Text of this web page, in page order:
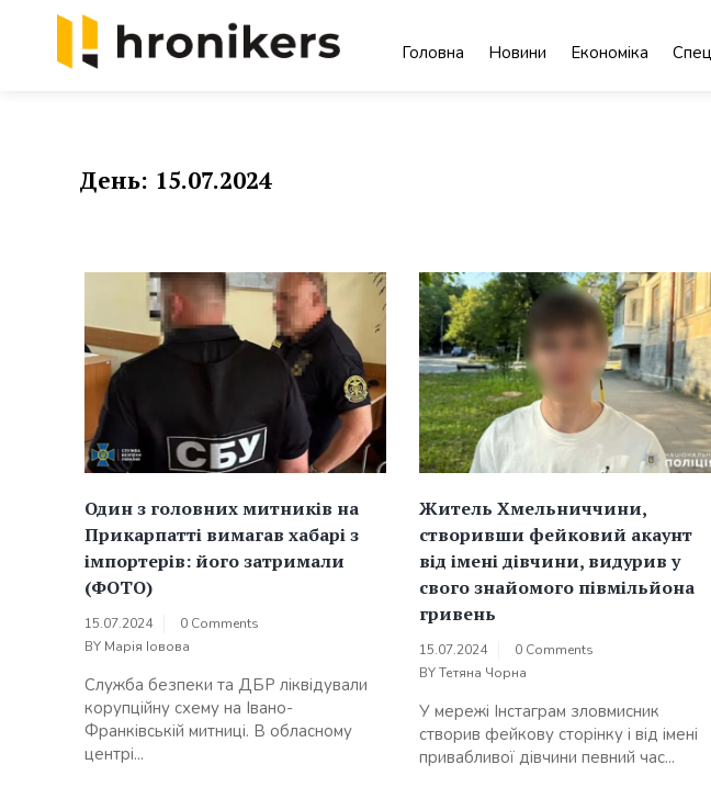
Головна Новини Економіка
День: 15.07.2024
Один з головних митників на
Прикарпатті вимагав хабарі з
імпортерів: його затримали
(ФОТО)
15.07.2024
0 Comments
BY Марія Іовова
Служба безпеки та ДБР ліквідували
корупційну схему на Івано-
Франківській митниці. В обласному
центрі...
Житель Хмельниччини,
створивши фейковий акаунт
від імені дівчини, видурив у
свого знайомого півмільйона
гривень
15.07.2024
0 Comments
BYТетяна Чорна
У мережі Інстаграм зловмисник
створив фейкову сторінку і від імені
привабливої дівчини певний час...